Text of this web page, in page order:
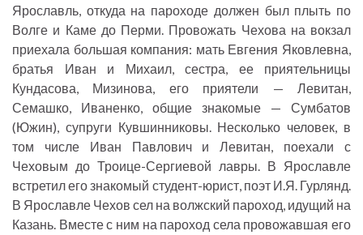
Ярославль, откуда на пароходе должен был плыть по
Волге и Каме до Перми. Провожать Чехова на вокзал
приехала большая компания: мать Евгения Яковлевна,
братья Иван и Михаил, сестра, ее приятельницы
Кундасова, Мизинова, его приятели — Левитан,
Семашко, Иваненко, общие знакомые — Сумбатов
(Южин), супруги Кувшинниковы. Несколько человек, в
том числе Иван Павлович и Левитан, поехали с
Чеховым до Троице-Сергиевой лавры. В Ярославле
встретил его знакомый студент-юрист, поэт И.Я. Гурлянд.
В Ярославле Чехов сел на волжский пароход, идущий на
Казань. Вместе с ним на пароход села провожавшая его